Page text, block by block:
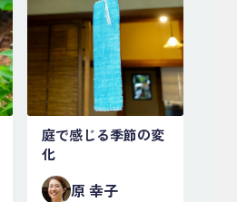
庭で感じる季節の変
化
原 幸子